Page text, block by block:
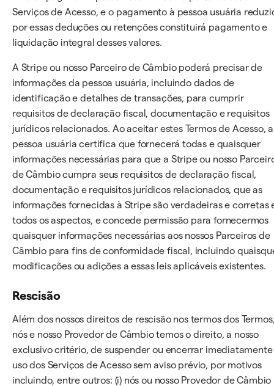
Serviços de Acesso, e o pagamento à pessoa usuária
por essas deduções ou retenções constituirá pagamento e
liquidação integral desses valores.
A Stripe ou nosso Parceiro de Câmbio poderá precisar de
informações da pessoa usuária, incluindo dados de
identificação e detalhes de transações, para cumprir
requisitos de declaração fiscal, documentação e requisitos
jurídicos relacionados. Ao aceitar estes Termos de Acesso, a
pessoa usuária certifica que fornecerá todas e quaisquer
informações necessárias para que a Stripe ou nosso
de Câmbio cumpra seus requisitos de declaração fiscal,
documentação e requisitos jurídicos relacionados, que as
informações fornecidas à Stripe são verdadeiras e corretas
todos os aspectos, e concede permissão para fornecermos
quaisquer informações necessárias aos nossos Parceiros de
Câmbio para fins de conformidade fiscal, incluindo
modificações ou adições a essas leis aplicáveis existentes.
Rescisão
Além dos nossos direitos de rescisão nos termos dos
nós e nosso Provedor de Câmbio temos o direito, a nosso
exclusivo critério, de suspender ou encerrar imediatamente
uso dos Serviços de Acesso sem aviso prévio, por motivos
incluindo, entre outros: (i) nós ou nosso Provedor de Câmbio